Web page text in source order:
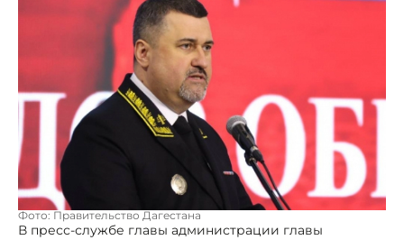
Фото: Правительство Дагестана
В пресс-службе главы администрации главы